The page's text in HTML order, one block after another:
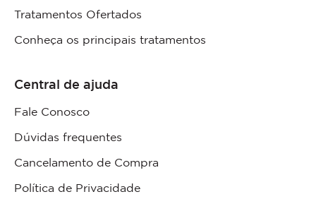
Tratamentos Ofertados
Conheça os principais tratamentos
Central de ajuda
Fale Conosco
Dúvidas frequentes
Cancelamento de Compra
Política de Privacidade